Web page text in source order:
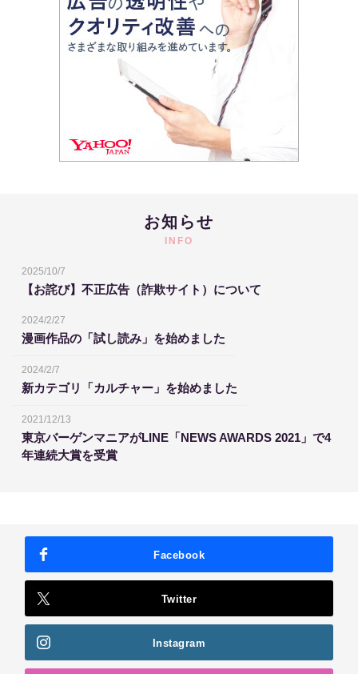
お知らせ
INFO
2025/10/7
【お詫び】不正広告（詐欺サイト）について
2024/2/27
漫画作品の「試し読み」を始めました
2024/2/7
新カテゴリ「カルチャー」を始めました
2021/12/13
東京バーゲンマニアがLINE「NEWS AWARDS 2021」で4
年連続大賞を受賞
Facebook
Twitter
Instagram